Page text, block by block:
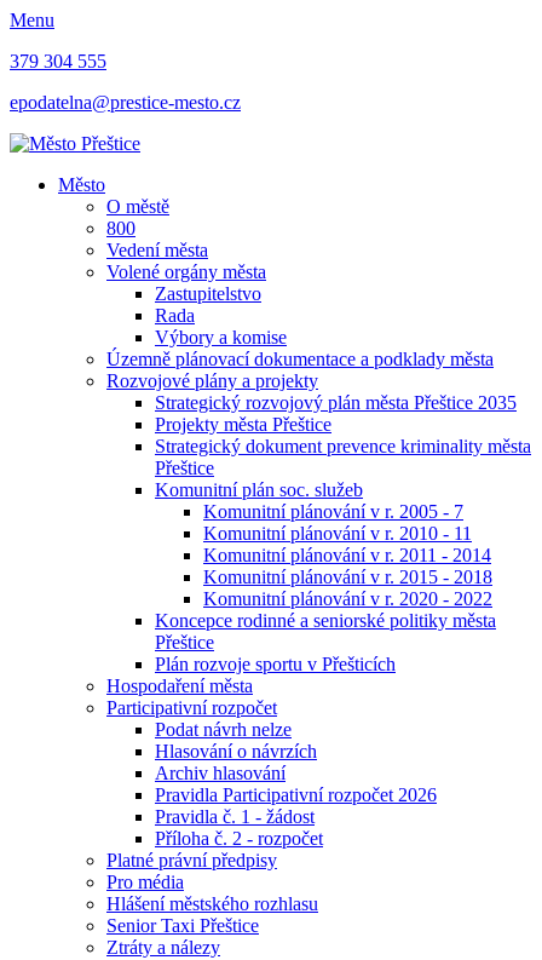
Menu
379 304 555
epodatelna@prestice-mesto.cz
Město
O městě
800
Vedení města
Volené orgány města
Zastupitelstvo
Rada
Výbory a komise
Územně plánovací dokumentace a podklady města
Rozvojové plány a projekty
Strategický rozvojový plán města Přeštice 2035
Projekty města Přeštice
Strategický dokument prevence kriminality města
Přeštice
Komunitní plán soc. služeb
Komunitní plánování v r. 2005 - 7
Komunitní plánování v r. 2010 - 11
Komunitní plánování v r. 2011 - 2014
Komunitní plánování v r. 2015 - 2018
Komunitní plánování v r. 2020 - 2022
Koncepce rodinné a seniorské politiky města
Přeštice
Plán rozvoje sportu v Přešticích
Hospodaření města
Participativní rozpočet
Podat návrh nelze
Hlasování o návrzích
Archiv hlasování
Pravidla Participativní rozpočet 2026
Pravidla č. 1 - žádost
Příloha č. 2 - rozpočet
Platné právní předpisy
Pro média
Hlášení městského rozhlasu
Senior Taxi Přeštice
Ztráty a nálezy